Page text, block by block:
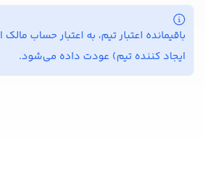
باقیمانده اعتبار تیم، به اعتبار حساب
ایجاد کننده تیم) عودت داده می‌شود.